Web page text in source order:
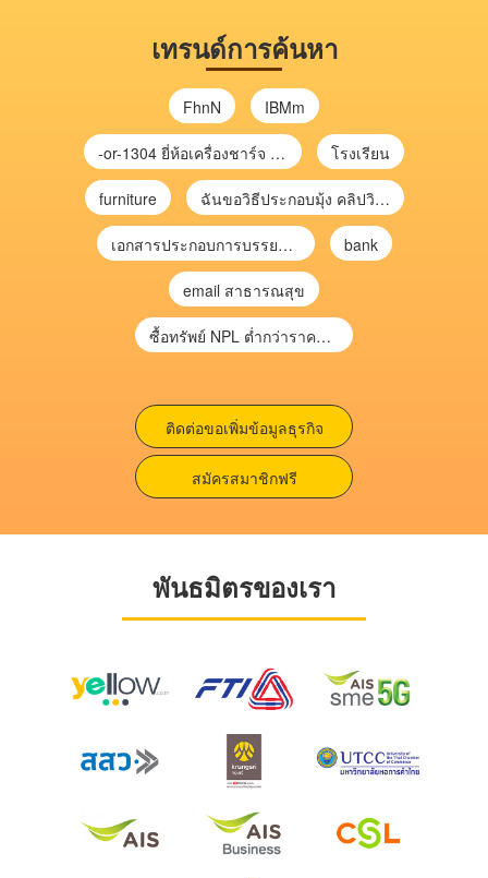
เทรนด์การค้นหา
FhnN IBMm
-or-1304 ยี่ห้อเครื่องชาร์จ chargecore โรงเรียน
furniture ฉันขอวิธีประกอบมุ้ง คลิปวิดีโอ การประกอบมุ้ง
เอกสารประกอบการบรรยาย การประเมินความเสี่ยงเพื่อวางแผนการตรวจสอบ \ bank
email สาธารณสุข
ซื้อทรัพย์ NPL ต่ำกว่าราคาตลาด 30-70% แบบไม่ต้องไปประมูล”
ติดต่อขอเพิ่มข้อมูลธุรกิจ
สมัครสมาชิกฟรี
พันธมิตรของเรา